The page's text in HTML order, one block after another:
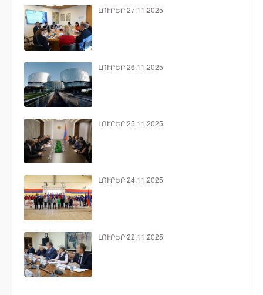
ԼՈՒՐԵՐ 27.11.2025
ԼՈՒՐԵՐ 26.11.2025
ԼՈՒՐԵՐ 25.11.2025
ԼՈՒՐԵՐ 24.11.2025
ԼՈՒՐԵՐ 22.11.2025